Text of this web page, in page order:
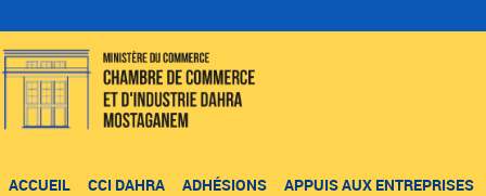
ACCUEIL CCI DAHRA ADHÉSIONS APPUIS AUX ENTREPRISES